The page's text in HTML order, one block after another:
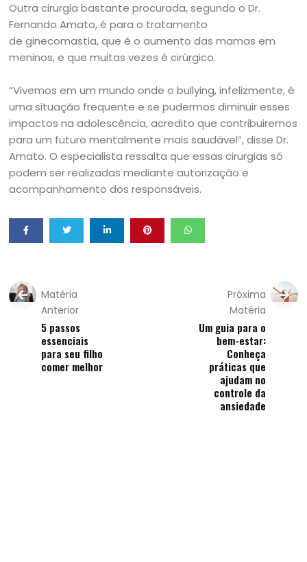
Outra cirurgia bastante procurada, segundo o Dr.
Fernando Amato, é para o tratamento
de ginecomastia, que é o aumento das mamas em
meninos, e que muitas vezes é cirúrgico.
“Vivemos em um mundo onde o bullying, infelizmente, é
uma situação frequente e se pudermos diminuir esses
impactos na adolescência, acredito que contribuiremos
para um futuro mentalmente mais saudável”, disse Dr.
Amato. O especialista ressalta que essas cirurgias só
podem ser realizadas mediante autorização e
acompanhamento dos responsáveis.
Matéria
Anterior
5 passos
essenciais
para seu filho
comer melhor
Próxima
Matéria
Um guia para o
bem-estar:
Conheça
práticas que
ajudam no
controle da
ansiedade